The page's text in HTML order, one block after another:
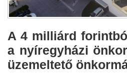
A 4 milliárd
a nyíregyházi
üzemeltető